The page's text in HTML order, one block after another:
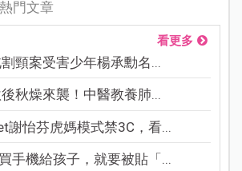
熱門文章
看更多
頸案受害少年楊承勳名...
秋燥來襲！中醫教養肺...
謝怡芬虎媽模式禁3C，看...
手機給孩子，就要被貼「...